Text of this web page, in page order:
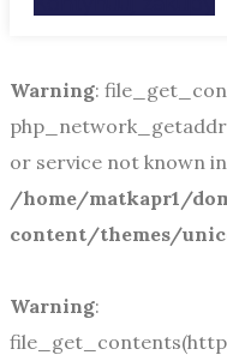
Warning:
or service not known in
/home/matkapr1/
content/themes/
Warning: